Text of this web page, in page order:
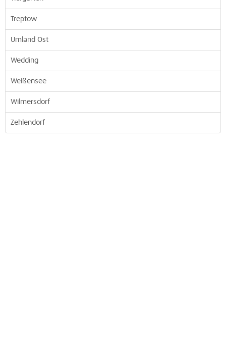
Treptow
Umland Ost
Wedding
Weißensee
Wilmersdorf
Zehlendorf